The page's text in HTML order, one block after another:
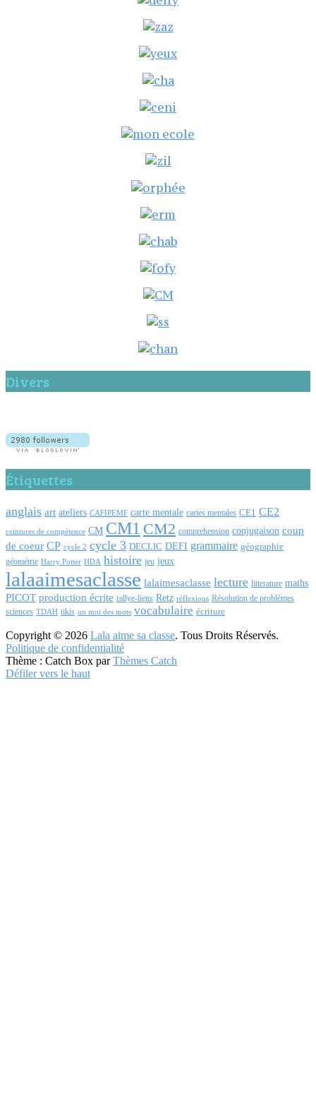
Divers
Étiquettes
anglais art ateliers CAFIPEMF carte mentale cartes mentales CE1 CE2
ceintures de compétence CM CM1 CM2 comprehension conjugaison coup
de coeur CP cycle 2 cycle 3 DECLIC DEFI grammaire géographie
géométrie Harry Potter HDA histoire jeu jeux
lalaaimesaclasse lalaimesaclasse lecture litterature maths
PICOT production écrite rallye-liens Retz réflexions Résolution de problèmes
sciences TDAH tikis un mot des mots vocabulaire écriture
Copyright © 2026 Lala aime sa classe. Tous Droits Réservés.
Politique de confidentialité
Thème : Catch Box parThèmes Catch
Défiler vers le haut